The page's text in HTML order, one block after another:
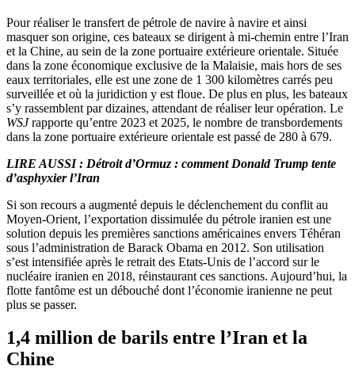
Pour réaliser le transfert de pétrole de navire à navire et ainsi
masquer son origine, ces bateaux se dirigent à mi-chemin entre l’Iran
et la Chine, au sein de la zone portuaire extérieure orientale. Située
dans la zone économique exclusive de la Malaisie, mais hors de ses
eaux territoriales, elle est une zone de 1 300 kilomètres carrés peu
surveillée et où la juridiction y est floue. De plus en plus, les bateaux
s’y rassemblent par dizaines, attendant de réaliser leur opération. Le
WSJrapporte qu’entre 2023 et 2025, le nombre de transbordements
dans la zone portuaire extérieure orientale est passé de 280 à 679.
LIRE AUSSI : Détroit d’Ormuz : comment Donald Trump tente
d’asphyxier l’Iran
Si son recours a augmenté depuis le déclenchement du conflit au
Moyen-Orient, l’exportation dissimulée du pétrole iranien est une
solution depuis les premières sanctions américaines envers Téhéran
sous l’administration de Barack Obama en 2012. Son utilisation
s’est intensifiée après le retrait des Etats-Unis de l’accord sur le
nucléaire iranien en 2018, réinstaurant ces sanctions. Aujourd’hui, la
flotte fantôme est un débouché dont l’économie iranienne ne peut
plus se passer.
1,4 million de barils entre l’Iran et la
Chine